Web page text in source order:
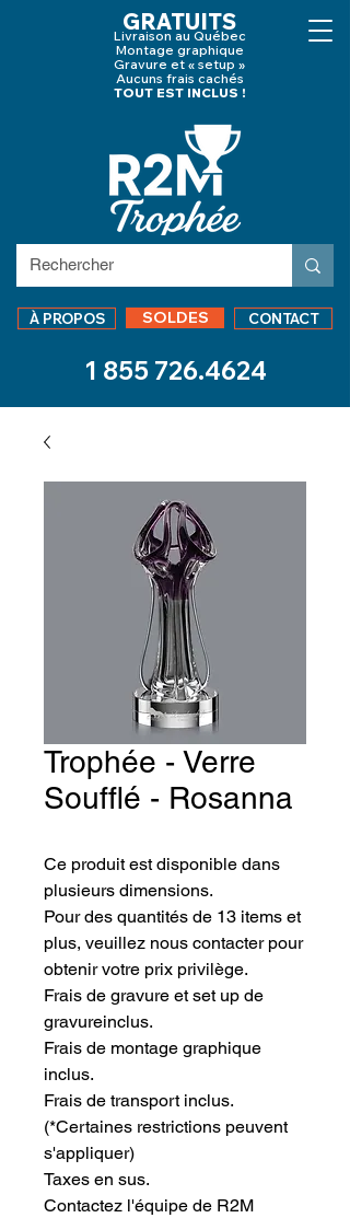
GRATUITS
Livraison au Québec
Montage graphique
Gravure et « setup »
Aucuns frais cachés
TOUT EST INCLUS !
À PROPOS SOLDES CONTACT
1 855 726.4624
Trophée - Verre
Soufflé - Rosanna
Ce produit est disponible dans
plusieurs dimensions.
Pour des quantités de 13 items et
plus, veuillez nous contacter pour
obtenir votre prix privilège.
Frais de gravure et set up de
gravureinclus.
Frais de montage graphique
inclus.
Frais de transport inclus.
(*Certaines restrictions peuvent
s'appliquer)
Taxes en sus.
Contactez l'équipe de R2M